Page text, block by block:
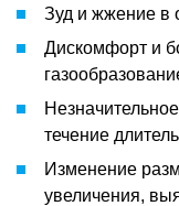
Зуд и жжение в
Дискомфорт и
течение
Изменение
увеличения,